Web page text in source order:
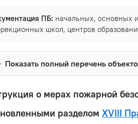
ПБ: начальных, основных
школ, центров
Показать полный перечень
о мерах пожарной
разделом XVIII